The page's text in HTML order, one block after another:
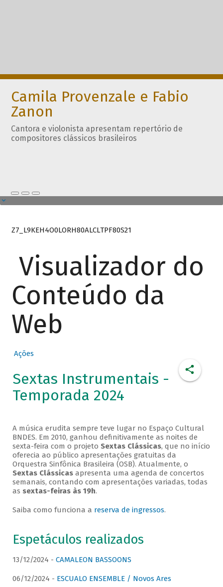
Camila Provenzale e Fabio
Zanon
Cantora e violonista apresentam repertório de
compositores clássicos brasileiros
Z7_L9KEH4O0LORH80ALCLTPF80S21
Visualizador do
Conteúdo da
Web
Ações
Sextas Instrumentais -
Temporada 2024
A música erudita sempre teve lugar no Espaço Cultural
BNDES. Em 2010, ganhou definitivamente as noites de
sexta-feira com o projeto Sextas Clássicas, que no início
oferecia ao público apresentações gratuitas da
Orquestra Sinfônica Brasileira (OSB). Atualmente, o
Sextas Clássicasapresenta uma agenda de concertos
semanais, contando com apresentações variadas, todas
as sextas-feiras às 19h.
Saiba como funciona a reserva de ingressos.
Espetáculos realizados
13/12/2024 - CAMALEON BASSOONS
06/12/2024 - ESCUALO ENSEMBLE / Novos Ares